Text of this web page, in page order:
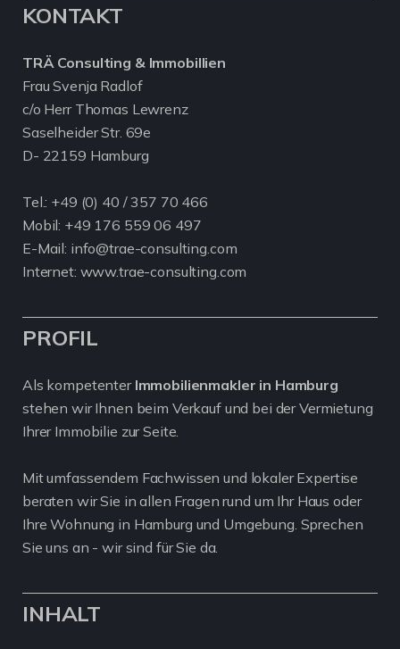
KONTAKT
TRÄ Consulting & Immobillien
Frau Svenja Radlof
c/o Herr Thomas Lewrenz
Saselheider Str. 69e
D- 22159 Hamburg
Tel.: +49 (0) 40 / 357 70 466
Mobil: +49 176 559 06 497
E-Mail: info@trae-consulting.com
Internet: www.trae-consulting.com
PROFIL
Als kompetenter Immobilienmakler in Hamburg
stehen wir Ihnen beim Verkauf und bei der Vermietung
Ihrer Immobilie zur Seite.
Mit umfassendem Fachwissen und lokaler Expertise
beraten wir Sie in allen Fragen rund um Ihr Haus oder
Ihre Wohnung in Hamburg und Umgebung. Sprechen
Sie uns an - wir sind für Sie da.
INHALT